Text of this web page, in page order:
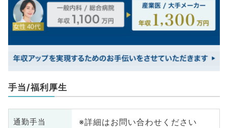
手当/福利厚生
通勤手当 ※詳細はお問い合わせください